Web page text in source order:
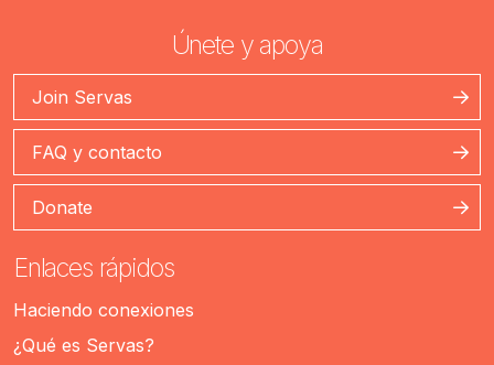
Únete y apoya
Join Servas
FAQ y contacto
Donate
Enlaces rápidos
Haciendo conexiones
¿Qué es Servas?